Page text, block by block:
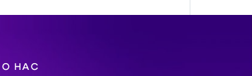
О НАС